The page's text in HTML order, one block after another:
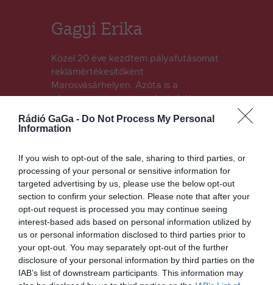
Rádió GaGa - Do Not Process My Personal
Information
If you wish to opt-out of the sale, sharing to third parties, or
processing of your personal or sensitive information for
targeted advertising by us, please use the below opt-out
section to confirm your selection. Please note that after your
opt-out request is processed you may continue seeing
interest-based ads based on personal information utilized by
us or personal information disclosed to third parties prior to
your opt-out. You may separately opt-out of the further
disclosure of your personal information by third parties on the
IAB’s list of downstream participants. This information may
Gagyi Erika
Közel 20 éve kezdtem pályafutásomat
reklámértékesítőként
Marosvásárhelyen. Azóta is a
cégcsoport tagja vagyok, és bátran
munkahely, hanem a második
erősségeit, gyengéit – és mégis
szeretjük egymást. Sok mindent
átéltünk együtt, volt részünk
kihívásban, nevetésben, néha
kávéválságban is, de mindig egymás
mellett álltunk. Reggelente tényleg
úgy jövök be, mintha hazaérkeznék
(csak itt ritkábban kell mosogatni). A
munkám legjobb része? Egyértelműen